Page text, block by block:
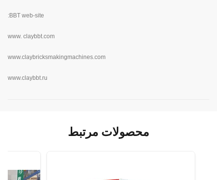
BBT web-site:
www. claybbt.com
www.claybricksmakingmachines.com
www.claybbt.ru
محصولات مرتبط